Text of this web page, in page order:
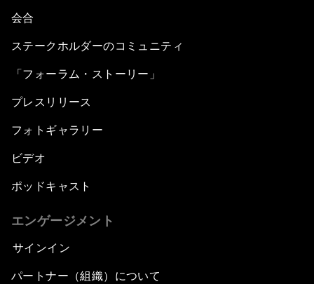
会合
ステークホルダーのコミュニティ
「フォーラム・ストーリー」
プレスリリース
フォトギャラリー
ビデオ
ポッドキャスト
エンゲージメント
サインイン
パートナー（組織）について